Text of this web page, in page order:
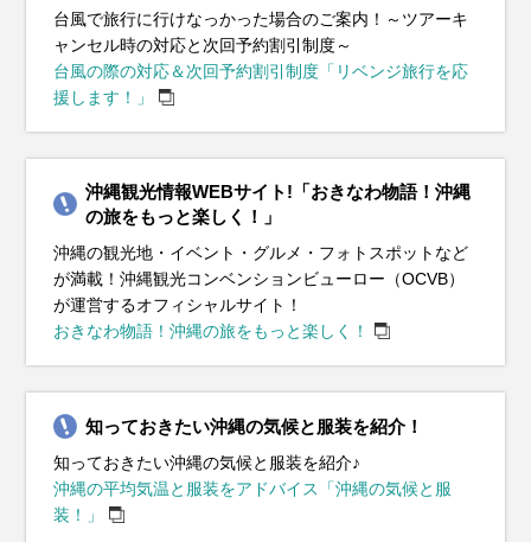
台風で旅行に行けなっかった場合のご案内！～ツアーキ
ャンセル時の対応と次回予約割引制度～
台風の際の対応＆次回予約割引制度「リベンジ旅行を応
援します！」
沖縄観光情報WEBサイト!「おきなわ物語！沖縄
の旅をもっと楽しく！」
沖縄の観光地・イベント・グルメ・フォトスポットなど
が満載！沖縄観光コンベンションビューロー（OCVB）
が運営するオフィシャルサイト！
おきなわ物語！沖縄の旅をもっと楽しく！
知っておきたい沖縄の気候と服装を紹介！
知っておきたい沖縄の気候と服装を紹介♪
沖縄の平均気温と服装をアドバイス「沖縄の気候と服
装！」